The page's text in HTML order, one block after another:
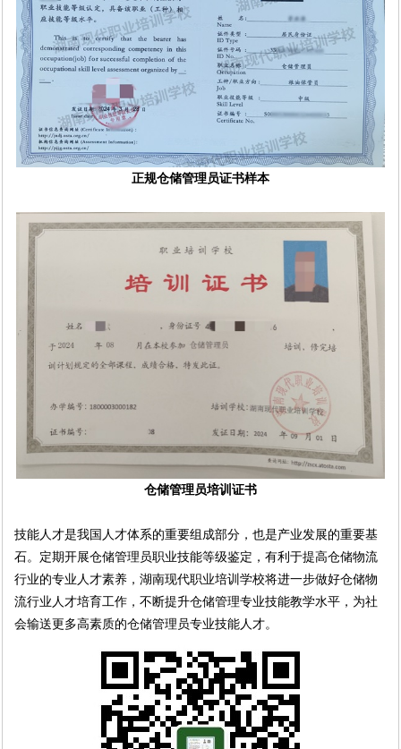
正规仓储管理员证书样本
仓储管理员培训证书
技能人才是我国人才体系的重要组成部分，也是产业发展的重要基
石。定期开展仓储管理员职业技能等级鉴定，有利于提高仓储物流
行业的专业人才素养，湖南现代职业培训学校将进一步做好仓储物
流行业人才培育工作，不断提升仓储管理专业技能教学水平，为社
会输送更多高素质的仓储管理员专业技能人才。